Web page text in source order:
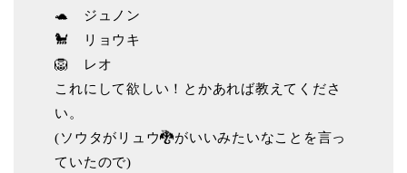
🐢 ジュノン
🐩 リョウキ
🦁 レオ
これにして欲しい！とかあれば教えてくださ
い。
(ソウタがリュウ🐉がいいみたいなことを言っ
ていたので)